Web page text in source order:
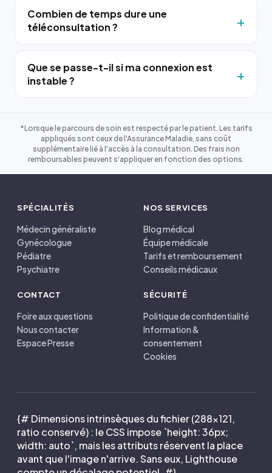
Combien de temps dure une
téléconsultation ?
Que se passe-t-il si ma connexion est
instable ?
*Lorsque le parcours de soin est respecté par le patient. Les tarifs
appliqués sont ceux de l'Assurance Maladie, sans coût
supplémentaire lié à l'accès à la consultation. Des frais non
remboursables peuvent s'appliquer en fonction des options.
SPÉCIALITÉS
Médecin généraliste
Gynécologue
Pédiatre
Psychiatre
NOS SERVICES
Blog médical
Équipe médicale
Tarifs et remboursement
Conseils médicaux
CONTACT
Foire aux questions
Nous contacter
Espace Presse
SÉCURITÉ
Politique de confidentialité
Information &
consentement
Cookies
{# Dimensions intrinsèques du fichier (288×121,
ratio conservé) : le CSS impose `height: 36px;
width: auto`, mais les attributs réservent la place
avant que l'image n'arrive. Sans eux, Lighthouse